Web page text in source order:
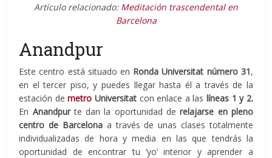
Artículo relacionado: Meditación trascendental en
Barcelona
Anandpur
Este centro está situado en Ronda Universitat número 31,
en el tercer piso, y puedes llegar hasta él a través de la
estación demetro Universitat con enlace a laslíneas 1 y 2.
En Anandpurte dan la oportunidad derelajarse en pleno
centro de Barcelonaa través de unas clases totalmente
individualizadas de hora y media en las que tendrás la
oportunidad de encontrar tu ‘yo’ interior y aprender a